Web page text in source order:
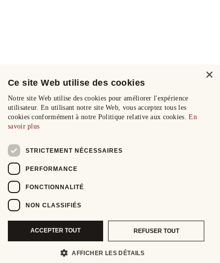
×
Ce site Web utilise des cookies
Notre site Web utilise des cookies pour améliorer l'expérience
utilisateur. En utilisant notre site Web, vous acceptez tous les
cookies conformément à notre Politique relative aux cookies.En
savoir plus
STRICTEMENT NÉCESSAIRES
PERFORMANCE
FONCTIONNALITÉ
NON CLASSIFIÉS
ACCEPTER TOUT REFUSER TOUT
AFFICHER LES DÉTAILS